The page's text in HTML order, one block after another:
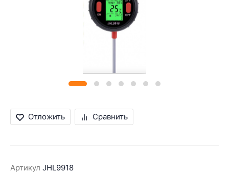
Отложить Сравнить
Артикул JHL9918